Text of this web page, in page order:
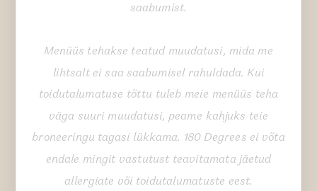
saabumist.
Menüüs tehakse teatud muudatusi, mida me
lihtsalt ei saa saabumisel rahuldada. Kui
toidutalumatuse tõttu tuleb meie menüüs teha
väga suuri muudatusi, peame kahjuks teie
broneeringu tagasi lükkama. 180 Degrees ei võta
endale mingit vastutust teavitamata jäetud
allergiate või toidutalumatuste eest.